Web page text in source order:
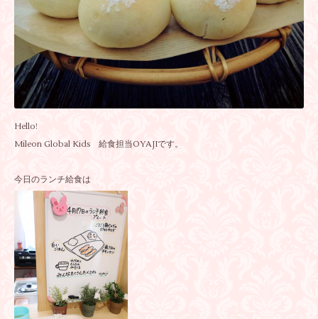
Hello!
Mileon Global Kids 給食担当OYAJIです。
今日のランチ給食は